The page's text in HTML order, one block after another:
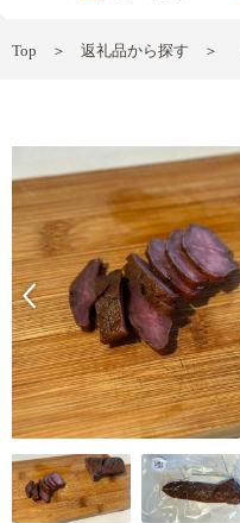
Top 返礼品から探す